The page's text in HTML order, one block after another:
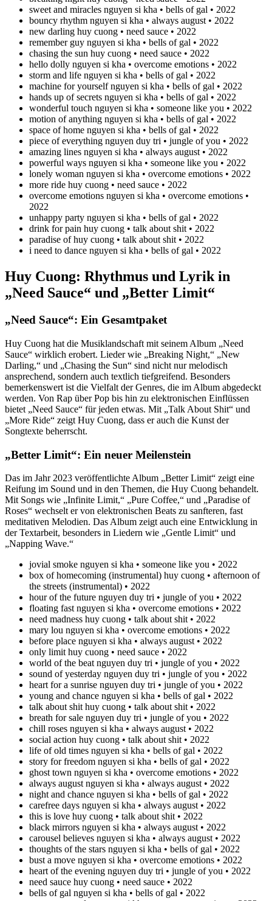
sweet and miracles nguyen si kha • bells of gal • 2022
bouncy rhythm nguyen si kha • always august • 2022
new darling huy cuong • need sauce • 2022
remember guy nguyen si kha • bells of gal • 2022
chasing the sun huy cuong • need sauce • 2022
hello dolly nguyen si kha • overcome emotions • 2022
storm and life nguyen si kha • bells of gal • 2022
machine for yourself nguyen si kha • bells of gal • 2022
hands up of secrets nguyen si kha • bells of gal • 2022
wonderful touch nguyen si kha • someone like you • 2022
motion of anything nguyen si kha • bells of gal • 2022
space of home nguyen si kha • bells of gal • 2022
piece of everything nguyen duy tri • jungle of you • 2022
amazing lines nguyen si kha • always august • 2022
powerful ways nguyen si kha • someone like you • 2022
lonely woman nguyen si kha • overcome emotions • 2022
more ride huy cuong • need sauce • 2022
overcome emotions nguyen si kha • overcome emotions •
2022
unhappy party nguyen si kha • bells of gal • 2022
drink for pain huy cuong • talk about shit • 2022
paradise of huy cuong • talk about shit • 2022
i need to dance nguyen si kha • bells of gal • 2022
Huy Cuong: Rhythmus und Lyrik in
„Need Sauce“ und „Better Limit“
„Need Sauce“: Ein Gesamtpaket
Huy Cuong hat die Musiklandschaft mit seinem Album „Need
Sauce“ wirklich erobert. Lieder wie „Breaking Night,“ „New
Darling,“ und „Chasing the Sun“ sind nicht nur melodisch
ansprechend, sondern auch textlich tiefgreifend. Besonders
bemerkenswert ist die Vielfalt der Genres, die im Album abgedeckt
werden. Von Rap über Pop bis hin zu elektronischen Einflüssen
bietet „Need Sauce“ für jeden etwas. Mit „Talk About Shit“ und
„More Ride“ zeigt Huy Cuong, dass er auch die Kunst der
Songtexte beherrscht.
„Better Limit“: Ein neuer Meilenstein
Das im Jahr 2023 veröffentlichte Album „Better Limit“ zeigt eine
Reifung im Sound und in den Themen, die Huy Cuong behandelt.
Mit Songs wie „Infinite Limit,“ „Pure Coffee,“ und „Paradise of
Roses“ wechselt er von elektronischen Beats zu sanfteren, fast
meditativen Melodien. Das Album zeigt auch eine Entwicklung in
der Textarbeit, besonders in Liedern wie „Gentle Limit“ und
„Napping Wave.“
jovial smoke nguyen si kha • someone like you • 2022
box of homecoming (instrumental) huy cuong • afternoon of
the streets (instrumental) • 2022
hour of the future nguyen duy tri • jungle of you • 2022
floating fast nguyen si kha • overcome emotions • 2022
need madness huy cuong • talk about shit • 2022
mary lou nguyen si kha • overcome emotions • 2022
before place nguyen si kha • always august • 2022
only limit huy cuong • need sauce • 2022
world of the beat nguyen duy tri • jungle of you • 2022
sound of yesterday nguyen duy tri • jungle of you • 2022
heart for a sunrise nguyen duy tri • jungle of you • 2022
young and chance nguyen si kha • bells of gal • 2022
talk about shit huy cuong • talk about shit • 2022
breath for sale nguyen duy tri • jungle of you • 2022
chill roses nguyen si kha • always august • 2022
social action huy cuong • talk about shit • 2022
life of old times nguyen si kha • bells of gal • 2022
story for freedom nguyen si kha • bells of gal • 2022
ghost town nguyen si kha • overcome emotions • 2022
always august nguyen si kha • always august • 2022
night and chance nguyen si kha • bells of gal • 2022
carefree days nguyen si kha • always august • 2022
this is love huy cuong • talk about shit • 2022
black mirrors nguyen si kha • always august • 2022
carousel believes nguyen si kha • always august • 2022
thoughts of the stars nguyen si kha • bells of gal • 2022
bust a move nguyen si kha • overcome emotions • 2022
heart of the evening nguyen duy tri • jungle of you • 2022
need sauce huy cuong • need sauce • 2022
bells of gal nguyen si kha • bells of gal • 2022